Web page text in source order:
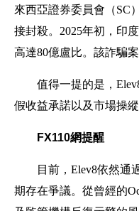
來西亞證券委員會（SC
接封殺。2025年初，印
高達80億盧比。該詐騙
值得一提的是，
假收益承諾以及市場操
FX110網提醒
目前，Elev8依然通
期存在爭議。從曾經的